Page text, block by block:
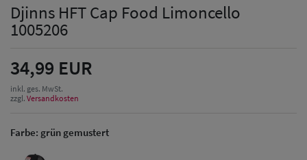
Djinns HFT Cap Food Limoncello
1005206
34,99 EUR
inkl. ges. MwSt.
zzgl. Versandkosten
Farbe: grün gemustert